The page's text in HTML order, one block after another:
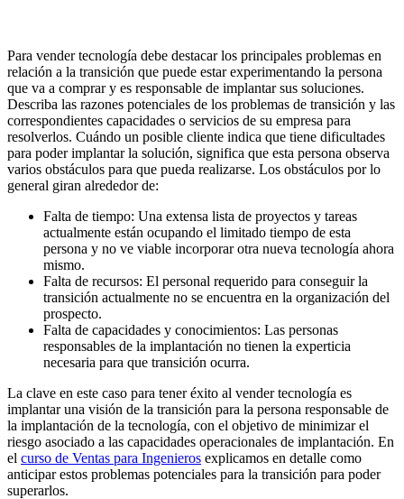
Para vender tecnología debe destacar los principales problemas en
relación a la transición que puede estar experimentando la persona
que va a comprar y es responsable de implantar sus soluciones.
Describa las razones potenciales de los problemas de transición y las
correspondientes capacidades o servicios de su empresa para
resolverlos. Cuándo un posible cliente indica que tiene dificultades
para poder implantar la solución, significa que esta persona observa
varios obstáculos para que pueda realizarse. Los obstáculos por lo
general giran alrededor de:
Falta de tiempo: Una extensa lista de proyectos y tareas
actualmente están ocupando el limitado tiempo de esta
persona y no ve viable incorporar otra nueva tecnología ahora
mismo.
Falta de recursos: El personal requerido para conseguir la
transición actualmente no se encuentra en la organización del
prospecto.
Falta de capacidades y conocimientos: Las personas
responsables de la implantación no tienen la experticia
necesaria para que transición ocurra.
La clave en este caso para tener éxito al vender tecnología es
implantar una visión de la transición para la persona responsable de
la implantación de la tecnología, con el objetivo de minimizar el
riesgo asociado a las capacidades operacionales de implantación. En
el curso de Ventas para Ingenieros explicamos en detalle como
anticipar estos problemas potenciales para la transición para poder
superarlos.